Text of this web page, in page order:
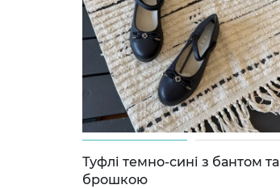
Туфлі темно-сині з бантом та
брошкою